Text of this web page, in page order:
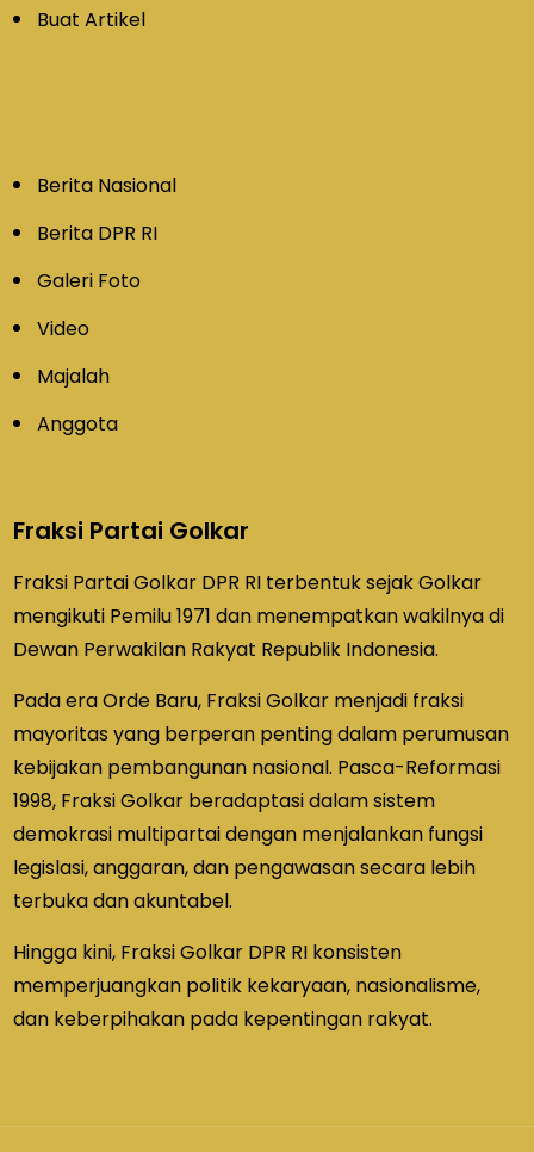
Buat Artikel
Berita Nasional
Berita DPR RI
Galeri Foto
Video
Majalah
Anggota
Fraksi Partai Golkar
Fraksi Partai Golkar DPR RI terbentuk sejak Golkar
mengikuti Pemilu 1971 dan menempatkan wakilnya di
Dewan Perwakilan Rakyat Republik Indonesia.
Pada era Orde Baru, Fraksi Golkar menjadi fraksi
mayoritas yang berperan penting dalam perumusan
kebijakan pembangunan nasional. Pasca-Reformasi
1998, Fraksi Golkar beradaptasi dalam sistem
demokrasi multipartai dengan menjalankan fungsi
legislasi, anggaran, dan pengawasan secara lebih
terbuka dan akuntabel.
Hingga kini, Fraksi Golkar DPR RI konsisten
memperjuangkan politik kekaryaan, nasionalisme,
dan keberpihakan pada kepentingan rakyat.